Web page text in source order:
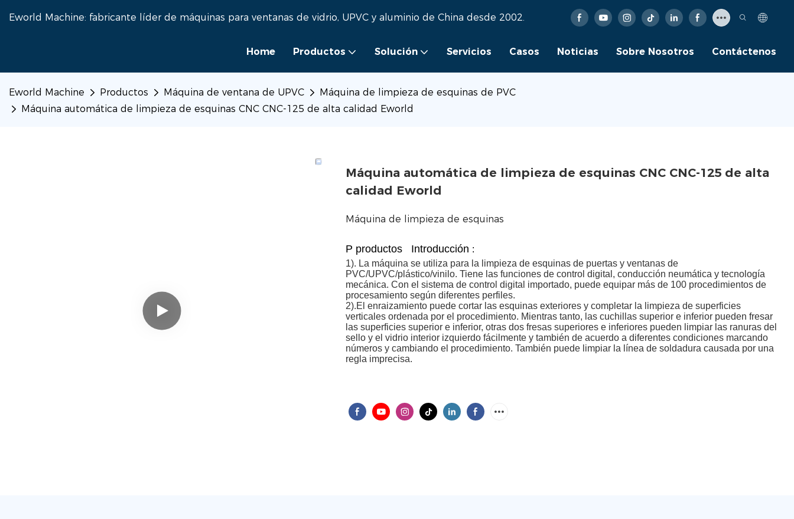
Eworld Machine: fabricante líder de máquinas para ventanas de vidrio, UPVC y aluminio de China desde 2002.
Home Productos Solución Servicios Casos Noticias Sobre Nosotros Contáctenos
Eworld Machine Productos Máquina de ventana de UPVC
Máquina de limpieza de esquinas de PVC
Máquina automática de limpieza de esquinas CNC CNC-125 de alta calidad Eworld
Máquina automática de limpieza de esquinas CNC CNC-125 de alta
calidad Eworld
Máquina de limpieza de esquinas
P productos Introducción :
1). La máquina se utiliza para la limpieza de esquinas de puertas y ventanas de
PVC/UPVC/plástico/vinilo. Tiene las funciones de control digital, conducción neumática y tecnología
mecánica. Con el sistema de control digital importado, puede equipar más de 100 procedimientos de
procesamiento según diferentes perfiles.
2).El enraizamiento puede cortar las esquinas exteriores y completar la limpieza de superficies
verticales ordenada por el procedimiento. Mientras tanto, las cuchillas superior e inferior pueden fresar
las superficies superior e inferior, otras dos fresas superiores e inferiores pueden limpiar las ranuras del
sello y el vidrio interior izquierdo fácilmente y también de acuerdo a diferentes condiciones marcando
números y cambiando el procedimiento. También puede limpiar la línea de soldadura causada por una
regla imprecisa.